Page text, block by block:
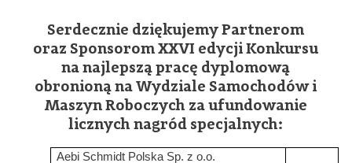
Serdecznie dziękujemy Partnerom
oraz Sponsorom XXVI edycji Konkursu
na najlepszą pracę dyplomową
obronioną na Wydziale Samochodów i
Maszyn Roboczych za ufundowanie
licznych nagród specjalnych:
Aebi Schmidt Polska Sp. z o.o.